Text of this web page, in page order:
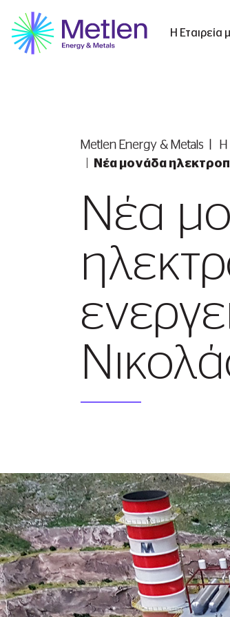
Η Εταιρεία
Metlen Εnergy & Metals Η
Νέα μονάδα
Νέα